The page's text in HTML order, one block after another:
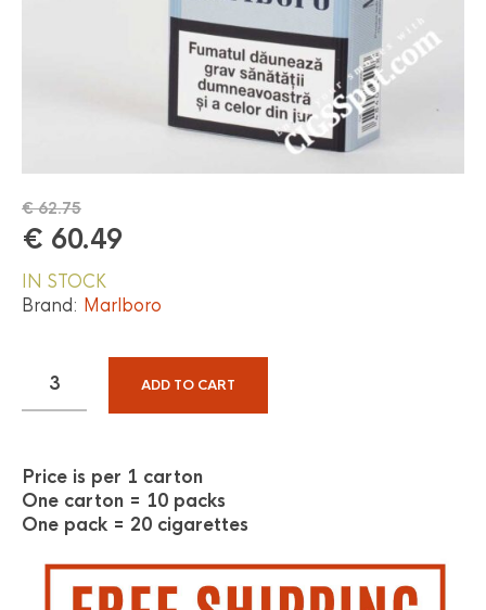
€62.75
€ 60.49
IN STOCK
Brand: Marlboro
ADD TO CART
Price is per 1 carton
One carton = 10 packs
One pack = 20 cigarettes